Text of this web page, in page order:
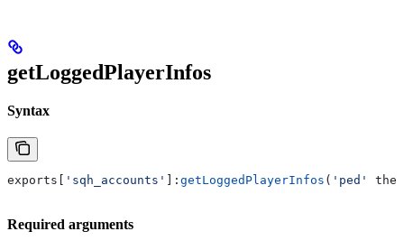
getLoggedPlayerInfos
Syntax
exports 'sqh_accounts' ]: getLoggedPlayerInfos ( 'ped'
Required arguments